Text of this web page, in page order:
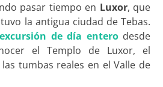
pasar tiempo en Luxor, que
la antigua ciudad de Tebas.
de día enterodesde
el Templo de Luxor, el
tumbas reales en el Valle de